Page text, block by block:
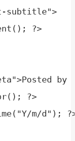
subtitle">
?>
by
?>
m/